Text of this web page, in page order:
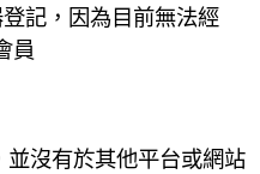
記，因為目前無法經
員
沒有於其他平台或網站